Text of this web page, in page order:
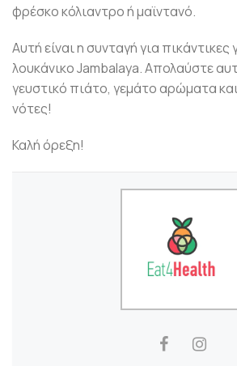
φρέσκο κόλιαντρο ή μαϊντανό.
Αυτή είναι η συνταγή για πικάντικες
λουκάνικο Jambalaya. Απολαύστε
γευστικό πιάτο, γεμάτο αρώματα
νότες!
Καλή όρεξη!